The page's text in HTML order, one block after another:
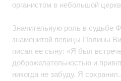
органистом в небольшой
Значительную роль в судьбе
знаменитой певицы Полины
писал ее сыну: «Я был
доброжелательностью и
никогда не забуду. Я